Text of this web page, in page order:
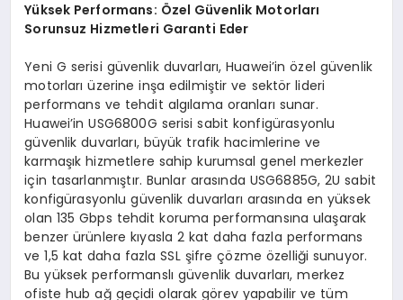
Yüksek Performans: Özel Güvenlik Motorları
Sorunsuz Hizmetleri Garanti Eder
Yeni G serisi güvenlik duvarları, Huawei’in özel güvenlik
motorları üzerine inşa edilmiştir ve sektör lideri
performans ve tehdit algılama oranları sunar.
Huawei’in USG6800G serisi sabit konfigürasyonlu
güvenlik duvarları, büyük trafik hacimlerine ve
karmaşık hizmetlere sahip kurumsal genel merkezler
için tasarlanmıştır. Bunlar arasında USG6885G, 2U sabit
konfigürasyonlu güvenlik duvarları arasında en yüksek
olan 135 Gbps tehdit koruma performansına ulaşarak
benzer ürünlere kıyasla 2 kat daha fazla performans
ve 1,5 kat daha fazla SSL şifre çözme özelliği sunuyor.
Bu yüksek performanslı güvenlik duvarları, merkez
ofiste hub ağ geçidi olarak görev yapabilir ve tüm